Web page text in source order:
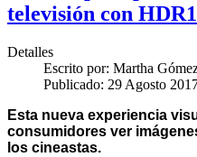
televisión con
Detalles
Escrito por: Martha
Publicado: 29 Agosto
Esta nueva experiencia
consumidores ver
los cineastas.